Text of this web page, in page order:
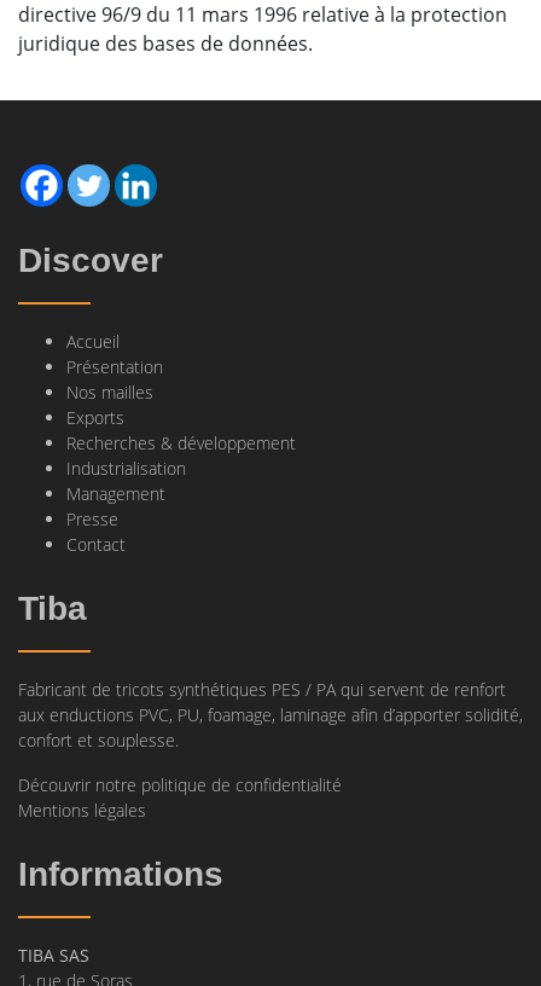
directive 96/9 du 11 mars 1996 relative à la protection
juridique des bases de données.
Discover
Accueil
Présentation
Nos mailles
Exports
Recherches & développement
Industrialisation
Management
Presse
Contact
Tiba
Fabricant de tricots synthétiques PES / PA qui servent de renfort
aux enductions PVC, PU, foamage, laminage afin d’apporter solidité,
confort et souplesse.
Découvrir notre politique de confidentialité
Mentions légales
Informations
TIBA SAS
1, rue de Soras